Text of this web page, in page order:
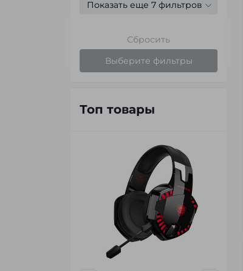
Показать еще 7 фильтров
Сбросить
Выберите фильтры
Топ товары